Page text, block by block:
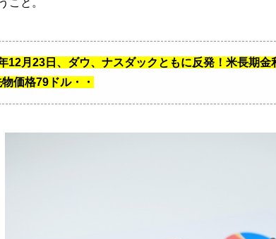
こと。
12月23日、ダウ、ナスダックともに反発！米長期金
価格79ドル・・